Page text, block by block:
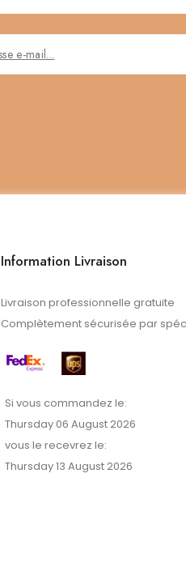
Information Livraison
Livraison professionnelle gratuite
Complètement sécurisée par
Si vous commandez le:
Thursday 06 August 2026
vous le recevrez le:
Thursday 13 August 2026